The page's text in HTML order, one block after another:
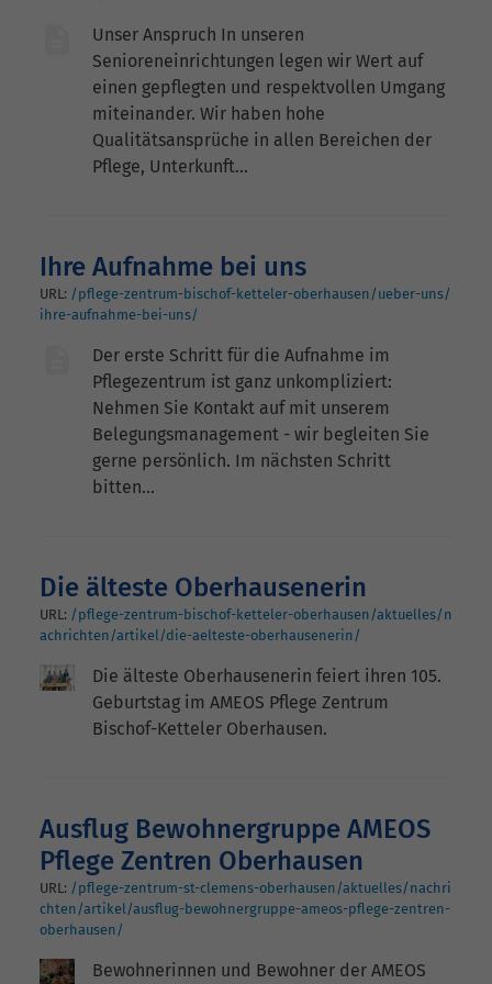
Unser Anspruch In unseren
Senioreneinrichtungen legen wir Wert auf
einen gepflegten und respektvollen Umgang
miteinander. Wir haben hohe
Qualitätsansprüche in allen Bereichen der
Pflege, Unterkunft…
Ihre Aufnahme bei uns
URL: /pflege-zentrum-bischof-ketteler-oberhausen/ueber-uns/
ihre-aufnahme-bei-uns/
Der erste Schritt für die Aufnahme im
Pflegezentrum ist ganz unkompliziert:
Nehmen Sie Kontakt auf mit unserem
Belegungsmanagement - wir begleiten Sie
gerne persönlich. Im nächsten Schritt
bitten…
Die älteste Oberhausenerin
URL: /pflege-zentrum-bischof-ketteler-oberhausen/aktuelles/n
achrichten/artikel/die-aelteste-oberhausenerin/
Die älteste Oberhausenerin feiert ihren 105.
Geburtstag im AMEOS Pflege Zentrum
Bischof-Ketteler Oberhausen.
Ausflug Bewohnergruppe AMEOS
Pflege Zentren Oberhausen
URL: /pflege-zentrum-st-clemens-oberhausen/aktuelles/nachri
chten/artikel/ausflug-bewohnergruppe-ameos-pflege-zentren-
oberhausen/
Bewohnerinnen und Bewohner der AMEOS